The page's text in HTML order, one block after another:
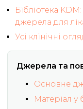
Бібліотека
джерела для
Усі клінічні
Джерела та
Основне
Матеріал у